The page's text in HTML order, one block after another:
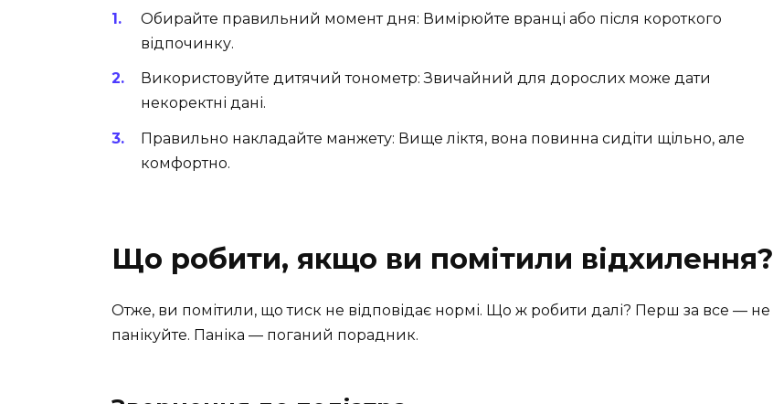
Обирайте правильний момент дня: Вимірюйте вранці або після короткого
відпочинку.
Використовуйте дитячий тонометр: Звичайний для дорослих може дати
некоректні дані.
Правильно накладайте манжету: Вище ліктя, вона повинна сидіти щільно, але
комфортно.
Що робити, якщо ви помітили відхилення?
Отже, ви помітили, що тиск не відповідає нормі. Що ж робити далі? Перш за все — не
панікуйте. Паніка — поганий порадник.